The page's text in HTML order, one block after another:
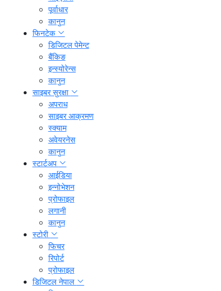
पूर्वाधार
कानुन
फिनटेक
डिजिटल पेमेन्ट
बैंकिङ
इन्स्योरेन्स
कानुन
साइबर सुरक्षा
अपराध
साइबर आक्रमण
स्क्याम
अवेयरनेस
कानुन
स्टार्टअप
आईडिया
इन्नोभेशन
प्रोफाइल
लगानी
कानुन
स्टोरी
फिचर
रिपोर्ट
प्रोफाइल
डिजिटल नेपाल